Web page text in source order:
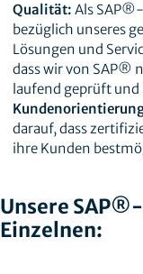
Qualität: Als
bezüglich unseres
Lösungen und
dass wir von SAP®
laufend geprüft und
darauf, dass
ihre Kunden
Unsere
Einzelnen: